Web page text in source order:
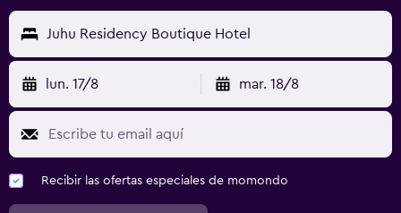
Juhu Residency Boutique Hotel
lun. 17/8 mar. 18/8
Recibir las ofertas especiales de momondo